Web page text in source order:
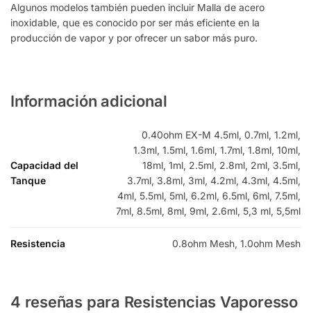
Algunos modelos también pueden incluir Malla de acero
inoxidable, que es conocido por ser más eficiente en la
producción de vapor y por ofrecer un sabor más puro.
Información adicional
Capacidad del
Tanque
0.40ohm EX-M 4.5ml, 0.7ml, 1.2ml,
1.3ml, 1.5ml, 1.6ml, 1.7ml, 1.8ml, 10ml,
18ml, 1ml, 2.5ml, 2.8ml, 2ml, 3.5ml,
3.7ml, 3.8ml, 3ml, 4.2ml, 4.3ml, 4.5ml,
4ml, 5.5ml, 5ml, 6.2ml, 6.5ml, 6ml, 7.5ml,
7ml, 8.5ml, 8ml, 9ml, 2.6ml, 5,3 ml, 5,5ml
Resistencia 0.8ohm Mesh, 1.0ohm Mesh
4 reseñas para Resistencias Vaporesso